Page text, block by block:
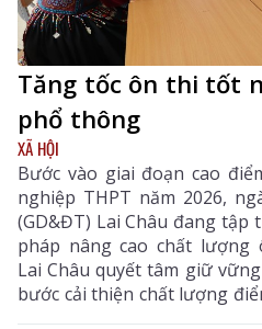
Tăng tốc ôn thi tốt
phổ thông
XÃ HỘI
Bước vào giai đoạn cao
nghiệp THPT năm 2026,
(GD&ĐT) Lai Châu đang
pháp nâng cao chất lượng
Lai Châu quyết tâm giữ
bước cải thiện chất lượng